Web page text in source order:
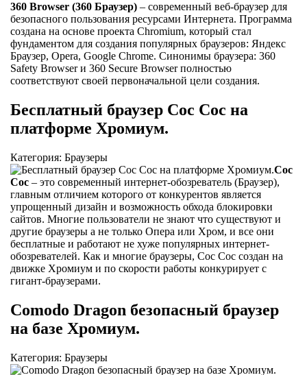
360 Browser (360 Браузер) – современный веб-браузер для
безопасного пользования ресурсами Интернета. Программа
создана на основе проекта Chromium, который стал
фундаментом для создания популярных браузеров: Яндекс
Браузер, Opera, Google Chrome. Синонимы браузера: 360
Safety Browser и 360 Secure Browser полностью
соответствуют своей первоначальной цели создания.
Бесплатный браузер Coc Coc на
платформе Хромиум.
Категория: Браузеры
Coc
Coc – это современный интернет-обозреватель (Браузер),
главным отличием которого от конкурентов является
упрощенный дизайн и возможность обхода блокировки
сайтов. Многие пользователи не знают что существуют и
другие браузеры а не только Опера или Хром, и все они
бесплатные и работают не хуже популярных интернет-
обозревателей. Как и многие браузеры, Coc Coc создан на
движке Хромиум и по скорости работы конкурирует с
гигант-браузерами.
Comodo Dragon безопасный браузер
на базе Хромиум.
Категория: Браузеры